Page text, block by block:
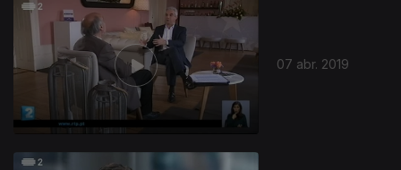
07 abr. 2019
399706